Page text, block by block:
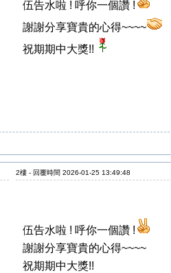
伍告水啦 ! 呼你一個讚 !
謝謝分享寶貴的心得~~~~
祝期期中大獎!!
2樓 - 回覆時間 2026-01-25 13:49:48
伍告水啦 ! 呼你一個讚 !
謝謝分享寶貴的心得~~~~
祝期期中大獎!!